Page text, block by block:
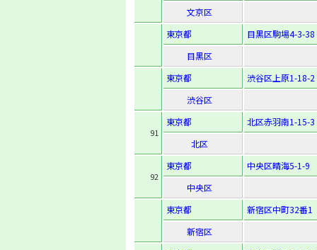
文京区
東京都
目黒区駒場4-3-38
目黒区
東京都
渋谷区上原1-18-2
渋谷区
91
東京都
北区赤羽南1-15-3
北区
92
東京都
中央区晴海5-1-9
中央区
東京都
新宿区中町32番1
新宿区